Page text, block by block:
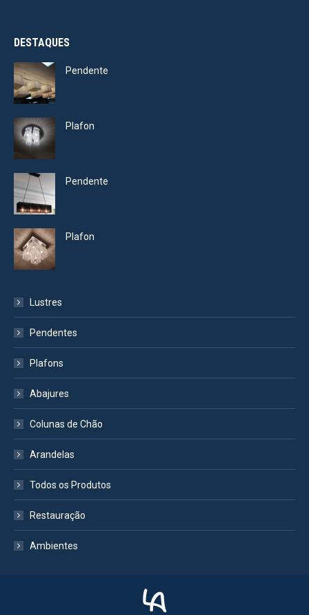
DESTAQUES
Pendente
Plafon
Pendente
Plafon
Lustres
Pendentes
Plafons
Abajures
Colunas de Chão
Arandelas
Todos os Produtos
Restauração
Ambientes